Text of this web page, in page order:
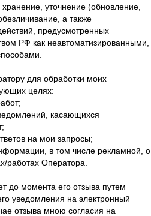
уточнение (обновление,
а также
предусмотренных
РФ как неавтоматизированными,
для обработки моих
целях:
касающихся
на мои запросы;
в том числе рекламной, о
работах Оператора.
до момента его отзыва путем
уведомления на электронный
отзыва мною согласия на